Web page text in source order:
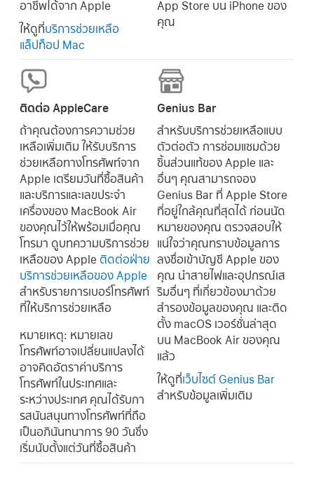
อาชีพได้จาก Apple
ให้ดูที่บริการช่วยเหลือ
แล็ปท็อป Mac
App Store บน iPhone ของ
คุณ
ติดต่อ AppleCare
ถ้าคุณต้องการความช่วย
เหลือเพิ่มเติม ให้รับบริการ
ช่วยเหลือทางโทรศัพท์จาก
Apple เตรียมวันที่ซื้อสินค้า
และบริการและเลขประจำ
เครื่องของ MacBook Air
ของคุณไว้ให้พร้อมเมื่อคุณ
โทรมา ดูบทความบริการช่วย
เหลือของ Apple ติดต่อฝ่าย
บริการช่วยเหลือของ Apple
สำหรับรายการเบอร์โทรศัพท์
ที่ให้บริการช่วยเหลือ
หมายเหตุ: หมายเลข
โทรศัพท์อาจเปลี่ยนแปลงได้
อาจคิดอัตราค่าบริการ
โทรศัพท์ในประเทศและ
ระหว่างประเทศ คุณได้รับกา
รสนันสนุนทางโทรศัพท์ที่ถือ
เป็นอภินันทนาการ 90 วันซึ่ง
เริ่มนับตั้งแต่วันที่ซื้อสินค้า
Genius Bar
สำหรับบริการช่วยเหลือแบบ
ตัวต่อตัว การซ่อมแซมด้วย
ชิ้นส่วนแท้ของ Apple และ
อื่นๆ คุณสามารถจอง
Genius Bar ที่ Apple Store
ที่อยู่ใกล้คุณที่สุดได้ ก่อนนัด
หมายของคุณ ตรวจสอบให้
แน่ใจว่าคุณทราบข้อมูลการ
ลงชื่อเข้าบัญชี Apple ของ
คุณ นำสายไฟและอุปกรณ์เส
ริมอื่นๆ ที่เกี่ยวข้องมาด้วย
สำรองข้อมูลของคุณ และติด
ตั้ง macOS เวอร์ชั่นล่าสุด
บน MacBook Air ของคุณ
แล้ว
ให้ดูที่เว็บไซต์ Genius Bar
สำหรับข้อมูลเพิ่มเติม